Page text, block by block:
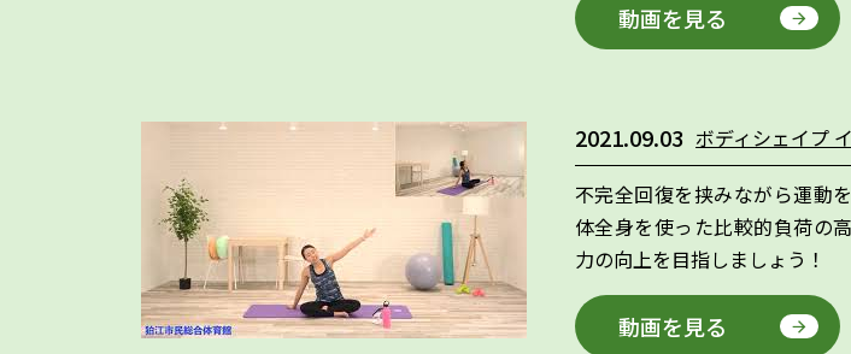
動画を見る
2021.09.03 ボディシェイプ
不完全回復を挟みながら運動
体全身を使った比較的負荷の
力の向上を目指しましょう！
動画を見る